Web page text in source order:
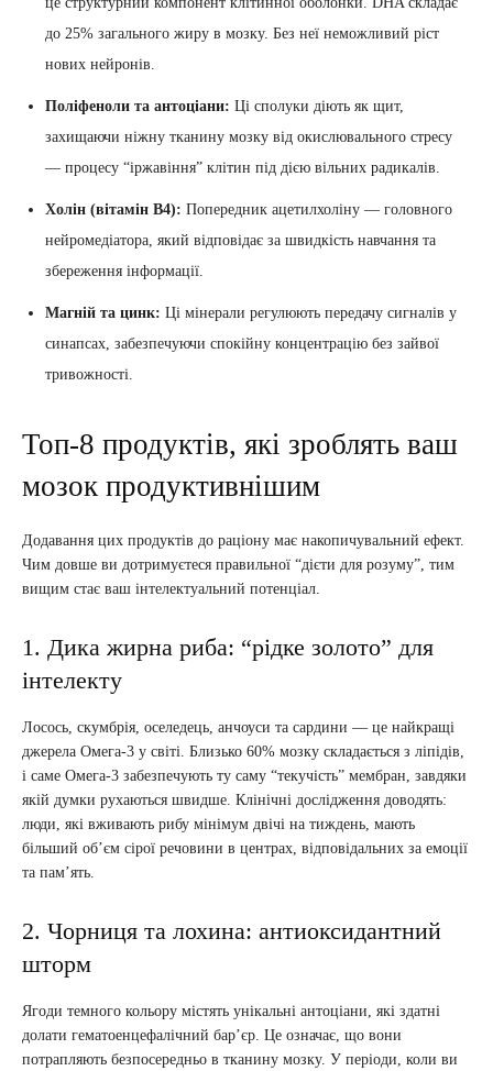
до 25% загального жиру в мозку. Без неї неможливий ріст
нових нейронів.
Поліфеноли та антоціани: Ці сполуки діють як щит,
захищаючи ніжну тканину мозку від окислювального стресу
— процесу “іржавіння” клітин під дією вільних радикалів.
Холін (вітамін B4): Попередник ацетилхоліну — головного
нейромедіатора, який відповідає за швидкість навчання та
збереження інформації.
Магній та цинк: Ці мінерали регулюють передачу сигналів у
синапсах, забезпечуючи спокійну концентрацію без зайвої
тривожності.
Топ-8 продуктів, які зроблять ваш
мозок продуктивнішим
Додавання цих продуктів до раціону має накопичувальний ефект.
Чим довше ви дотримуєтеся правильної “дієти для розуму”, тим
вищим стає ваш інтелектуальний потенціал.
1. Дика жирна риба: “рідке золото” для
інтелекту
Лосось, скумбрія, оселедець, анчоуси та сардини — це найкращі
джерела Омега-3 у світі. Близько 60% мозку складається з ліпідів,
і саме Омега-3 забезпечують ту саму “текучість” мембран, завдяки
якій думки рухаються швидше. Клінічні дослідження доводять:
люди, які вживають рибу мінімум двічі на тиждень, мають
більший об’єм сірої речовини в центрах, відповідальних за емоції
та пам’ять.
2. Чорниця та лохина: антиоксидантний
шторм
Ягоди темного кольору містять унікальні антоціани, які здатні
долати гематоенцефалічний бар’єр. Це означає, що вони
потрапляють безпосередньо в тканину мозку. У періоди, коли ви